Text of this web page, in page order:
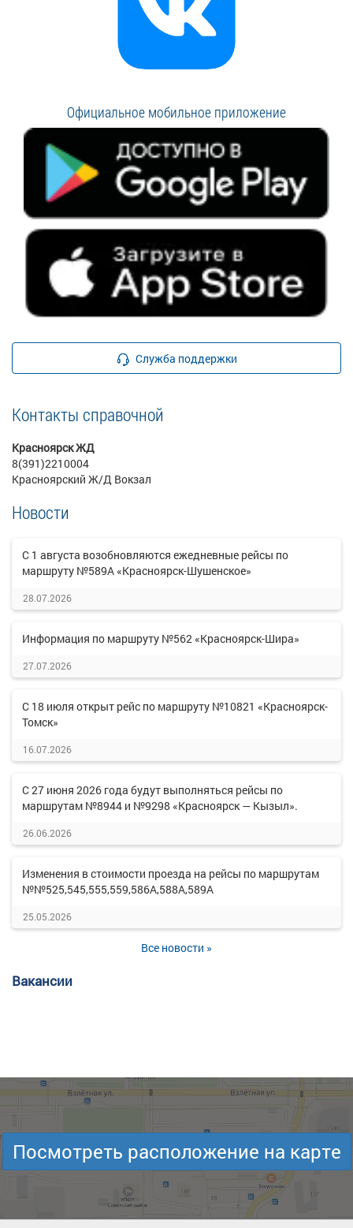
Официальное мобильное приложение
Служба поддержки
Контакты справочной
Красноярск ЖД
8(391)2210004
Красноярский Ж/Д Вокзал
Новости
С 1 августа возобновляются ежедневные рейсы по
маршруту №589А «Красноярск-Шушенское»
28.07.2026
Информация по маршруту №562 «Красноярск-Шира»
27.07.2026
С 18 июля открыт рейс по маршруту №10821 «Красноярск-
Томск»
16.07.2026
С 27 июня 2026 года будут выполняться рейсы по
маршрутам №8944 и №9298 «Красноярск — Кызыл».
26.06.2026
Изменения в стоимости проезда на рейсы по маршрутам
№№525,545,555,559,586А,588А,589А
25.05.2026
Все новости »
Вакансии
Посмотреть расположение на карте